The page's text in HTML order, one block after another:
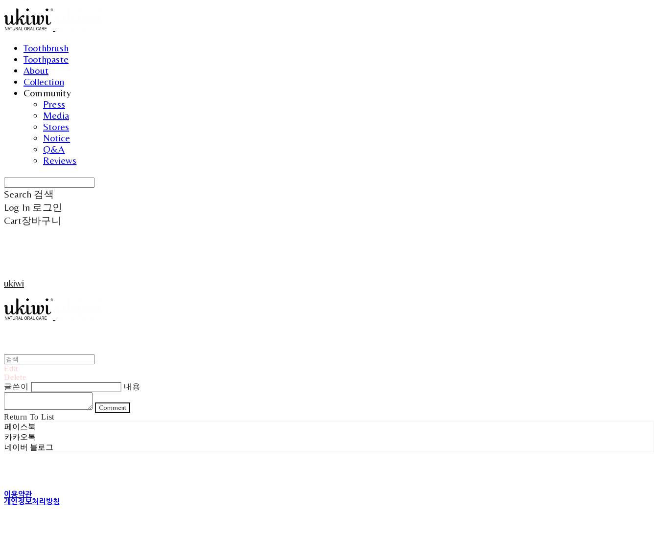
Toothbrush
Toothpaste
About
Collection
Community
Press
Media
Stores
Notice
Q&A
Reviews
Search 검색
Log In 로그인
Cart장바구니
ukiwi
Edit
Delete
글쓴이
내용
Comment
Return To List
페이스북
카카오톡
네이버 블로그
이용약관
개인정보처리방침